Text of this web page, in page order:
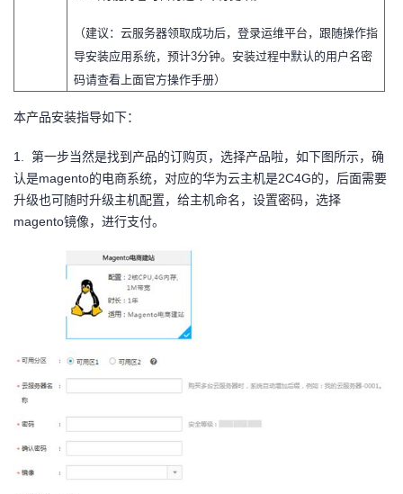
（建议：云服务器领取成功后，登录运维平台，跟随操作指
导安装应用系统，预计3分钟。安装过程中默认的用户名密
码请查看上面官方操作手册）
本产品安装指导如下：
1.
第一步当然是找到产品的订购页，选择产品啦，如下图所示，确
认是magento的电商系统，对应的华为云主机是2C4G的，后面需要
升级也可随时升级主机配置，给主机命名，设置密码，选择
magento镜像，进行支付。